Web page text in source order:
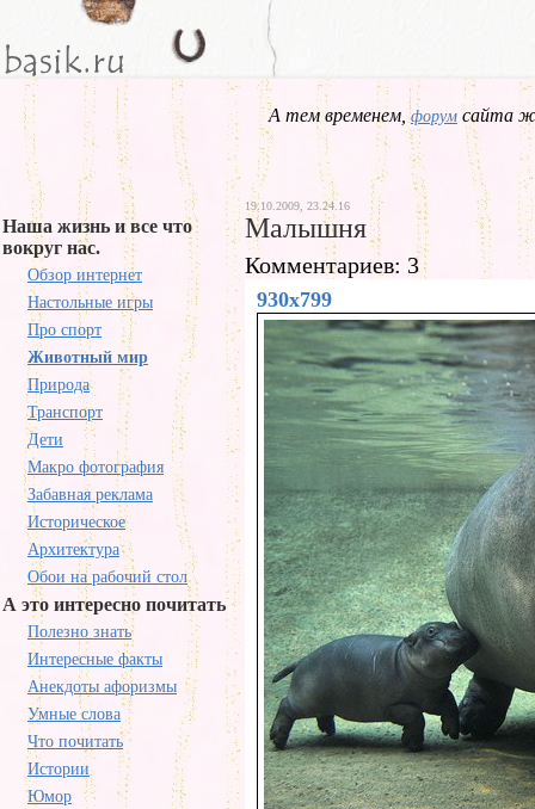
А тем временем,форум сайта
Наша жизнь и все что
вокруг нас.
Обзор интернет
Настольные игры
Про спорт
Животный мир
Природа
Транспорт
Дети
Макро фотография
Забавная реклама
Историческое
Архитектура
Обои на рабочий стол
А это интересно почитать
Полезно знать
Интересные факты
Анекдоты афоризмы
Умные слова
Что почитать
Истории
Юмор
19.10.2009, 23.24.16
Малышня
Комментариев: 3
930x799